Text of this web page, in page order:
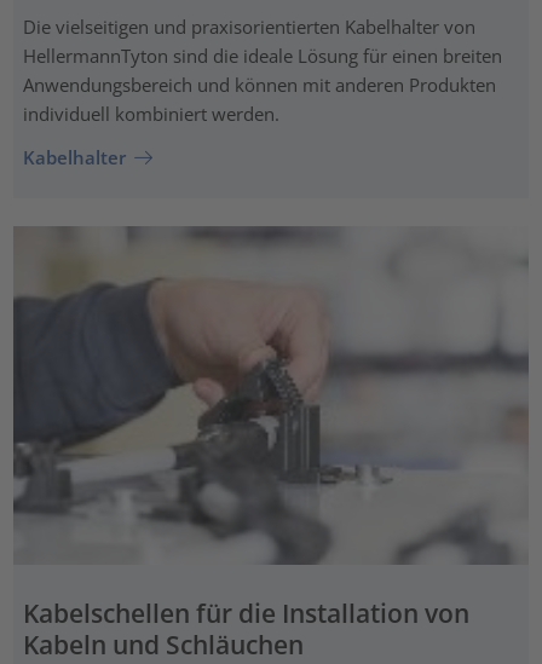
Die vielseitigen und praxisorientierten Kabelhalter von
HellermannTyton sind die ideale Lösung für einen breiten
Anwendungsbereich und können mit anderen Produkten
individuell kombiniert werden.
Kabelhalter
Kabelschellen für die Installation von
Kabeln und Schläuchen